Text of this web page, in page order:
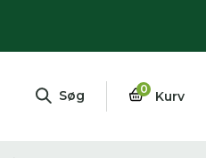
Søg 0 Kurv